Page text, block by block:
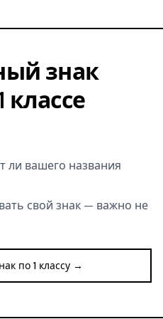
знак
классе
ли вашего названия
свой знак — важно не
по 1 классу →